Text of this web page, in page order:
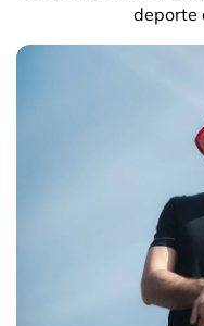
deporte